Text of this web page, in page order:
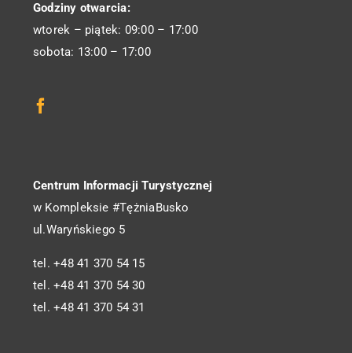
Godziny otwarcia:
wtorek – piątek: 09:00 – 17:00
sobota: 13:00 – 17:00
Centrum Informacji Turystycznej
w Kompleksie #TężniaBusko
ul.Waryńskiego 5
tel. +48 41 370 54 15
tel. +48 41 370 54 30
tel. +48 41 370 54 31